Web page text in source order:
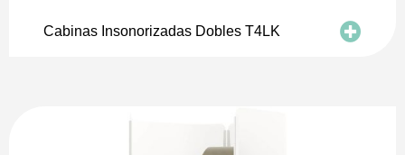
Cabinas Insonorizadas Dobles T4LK